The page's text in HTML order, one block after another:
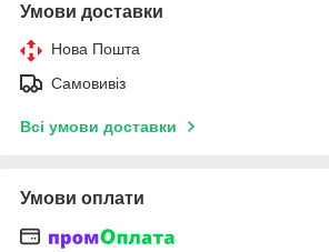
Умови доставки
Нова Пошта
Самовивіз
Всі умови доставки
Умови оплати